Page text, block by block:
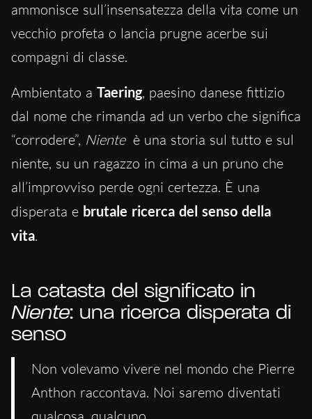
ammonisce sull’insensatezza della vita come un
vecchio profeta o lancia prugne acerbe sui
compagni di classe.
Ambientato a Taering, paesino danese fittizio
dal nome che rimanda ad un verbo che significa
“corrodere”, Niente è una storia sul tutto e sul
niente, su un ragazzo in cima a un pruno che
all’improvviso perde ogni certezza. È una
disperata e brutale ricerca del senso della
vita.
La catasta del significato in
Niente: una ricerca disperata di
senso
Non volevamo vivere nel mondo che Pierre
Anthon raccontava. Noi saremo diventati